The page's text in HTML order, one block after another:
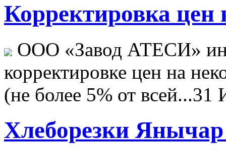
Корректировка цен
ООО «Завод АТЕСИ»
корректировке цен на
(не более 5% от всей...31
Хлеборезки Янычар